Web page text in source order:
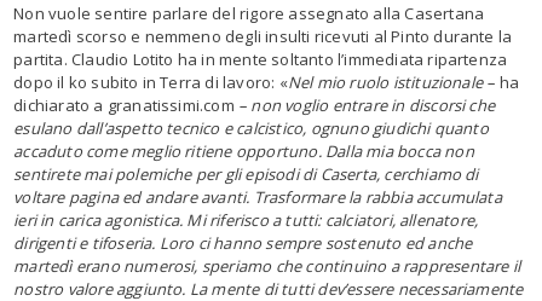
Non vuole sentire parlare del rigore assegnato alla Casertana
martedì scorso e nemmeno degli insulti ricevuti al Pinto durante la
partita. Claudio Lotito ha in mente soltanto l’immediata ripartenza
dopo il ko subito in Terra di lavoro: «Nel mio ruolo istituzionale – ha
dichiarato a granatissimi.com – non voglio entrare in discorsi che
esulano dall’aspetto tecnico e calcistico, ognuno giudichi quanto
accaduto come meglio ritiene opportuno. Dalla mia bocca non
sentirete mai polemiche per gli episodi di Caserta, cerchiamo di
voltare pagina ed andare avanti. Trasformare la rabbia accumulata
ieri in carica agonistica. Mi riferisco a tutti: calciatori, allenatore,
dirigenti e tifoseria. Loro ci hanno sempre sostenuto ed anche
martedì erano numerosi, speriamo che continuino a rappresentare il
nostro valore aggiunto. La mente di tutti dev’essere necessariamente